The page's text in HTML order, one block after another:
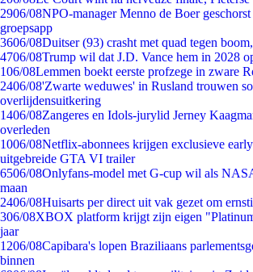
2906/08NPO-manager Menno de Boer
groepsapp
3606/08Duitser (93) crasht met quad tegen
4706/08Trump wil dat J.D. Vance hem in 2028
106/08Lemmen boekt eerste profzege in zware
2406/08'Zwarte weduwes' in Rusland trouwen
overlijdensuitkering
1406/08Zangeres en Idols-jurylid Jerney
overleden
1006/08Netflix-abonnees krijgen exclusieve
uitgebreide GTA VI trailer
6506/08Onlyfans-model met G-cup wil als
maan
2406/08Huisarts per direct uit vak gezet om
306/08XBOX platform krijgt zijn eigen
jaar
1206/08Capibara's lopen Braziliaans
binnen